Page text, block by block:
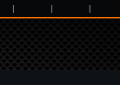
| | |